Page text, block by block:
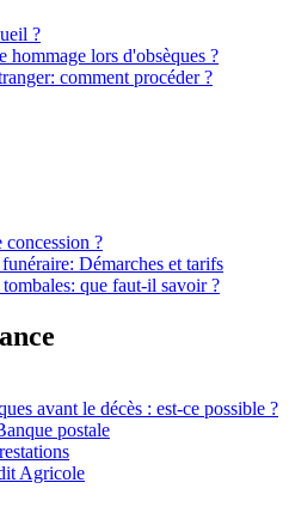
?
hommage lors d'obsèques ?
comment procéder ?
?
Démarches et tarifs
que faut-il savoir ?
avant le décès : est-ce possible ?
postale
Agricole